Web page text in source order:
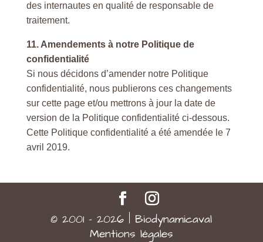
des internautes en qualité de responsable de
traitement.
11. Amendements à notre Politique de
confidentialité
Si nous décidons d’amender notre Politique
confidentialité, nous publierons ces changements
sur cette page et/ou mettrons à jour la date de
version de la Politique confidentialité ci-dessous.
Cette Politique confidentialité a été amendée le 7
avril 2019.
© 2001 - 2026 | Biodynamicaval
Mentions légales